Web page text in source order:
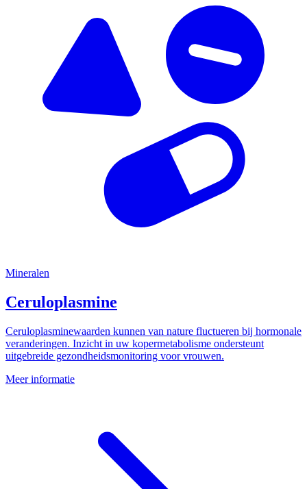
Mineralen
Ceruloplasmine
Ceruloplasminewaarden kunnen van nature fluctueren bij hormonale
veranderingen. Inzicht in uw kopermetabolisme ondersteunt
uitgebreide gezondheidsmonitoring voor vrouwen.
Meer informatie